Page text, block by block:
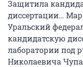
Защитила
диссертации…
Уральский
кандидатскую
лаборатории под
Николаевича